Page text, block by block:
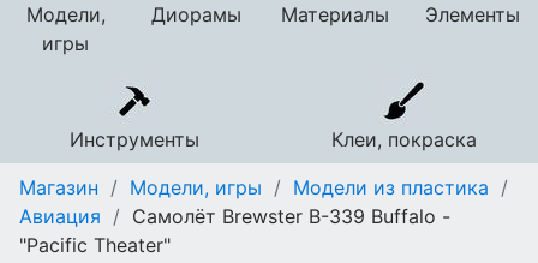
Модели,
игры
Диорамы Материалы Элементы
Инструменты
Клеи, покраска
Магазин / Модели, игры / Модели из пластика /
Авиация / Самолёт Brewster B-339 Buffalo -
"Pacific Theater"